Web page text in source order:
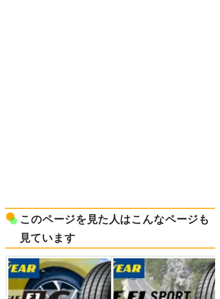
このページを見た人はこんなページも
見ています